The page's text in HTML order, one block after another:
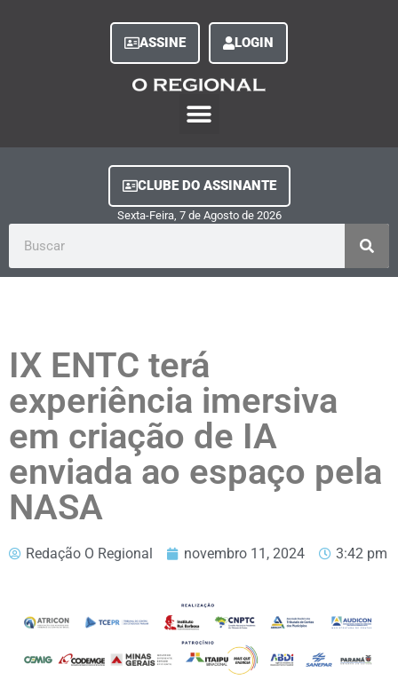
ASSINE LOGIN
CLUBE DO ASSINANTE
Sexta-Feira, 7de Agostode 2026
IX ENTC terá
experiência imersiva
em criação de IA
enviada ao espaço pela
NASA
Redação O Regional novembro 11, 2024 3:42 pm